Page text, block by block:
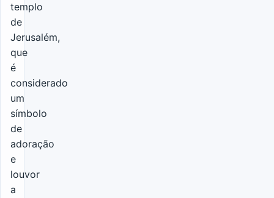
templo
de
Jerusalém,
que
é
considerado
um
símbolo
de
adoração
e
louvor
a